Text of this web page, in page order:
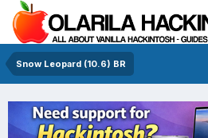
Snow Leopard (10.6) BR